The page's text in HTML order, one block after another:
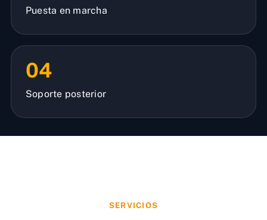
Puesta en marcha
04
Soporte posterior
SERVICIOS